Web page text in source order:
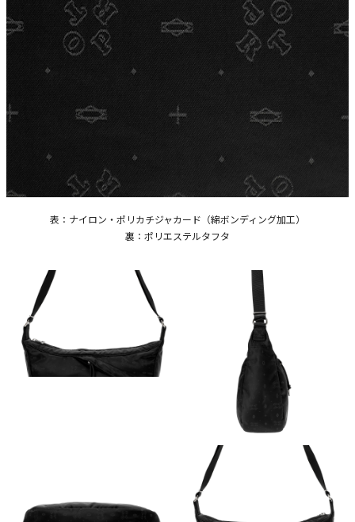
表：ナイロン・ポリカチジャカード（綿ボンディング加工）
裏：ポリエステルタフタ